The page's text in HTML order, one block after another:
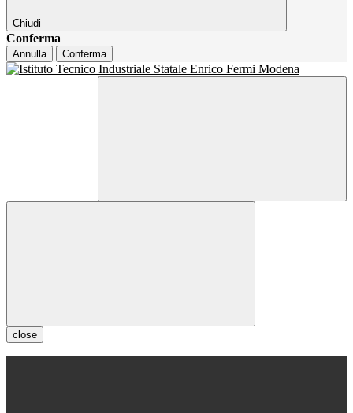
Chiudi
Conferma
Annulla Conferma
close